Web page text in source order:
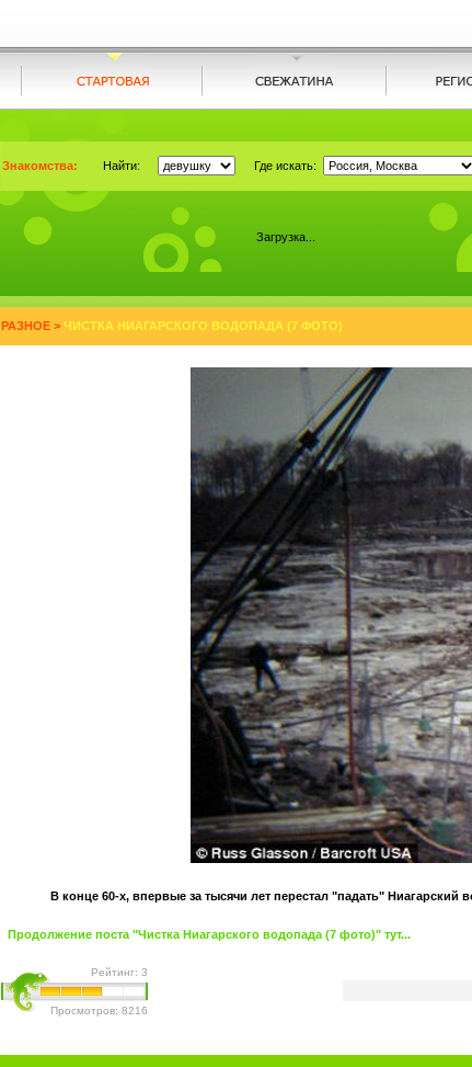
Знакомства: Найти: Где искать:
Загрузка...
РАЗНОЕ > ЧИСТКА НИАГАРСКОГО ВОДОПАДА (7 ФОТО)
В конце 60-х, впервые за тысячи лет перестал "падать"
Продолжение поста "Чистка Ниагарского водопада (7 фото)" тут...
Рейтинг: 3
Просмотров: 8216